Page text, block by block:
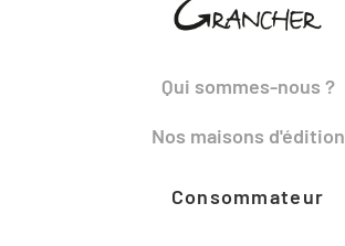
Qui sommes-nous ?
Nos maisons d'édition
Consommateur